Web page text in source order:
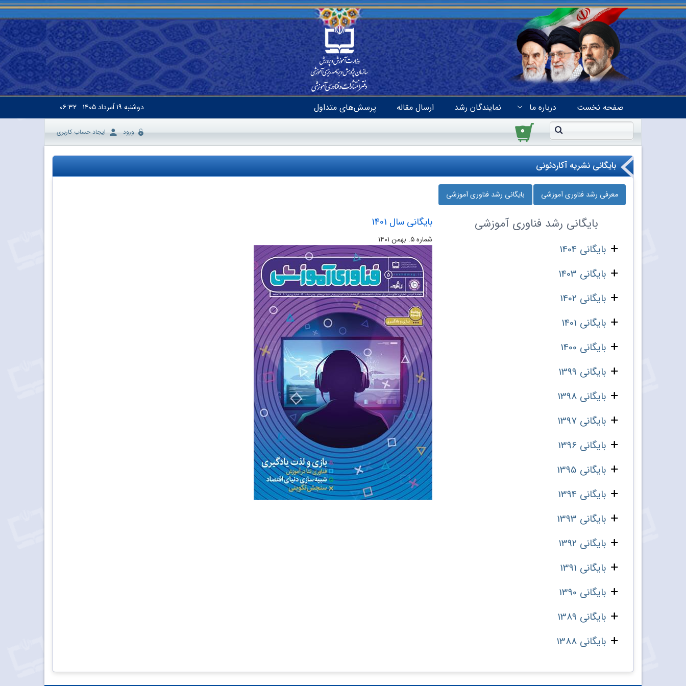
صفحه نخست درباره ما نمایندگان رشد ارسال مقاله پرسش‌های متداول دوشنبه ۱۹ اَمرداد ۱۴۰۵ ۰۶:۳۲
۰ ورود ایجاد حساب کاربری
بایگانی نشریه آکاردئونی
معرفی رشد فناوری آموزشی بایگانی رشد فناوری آموزشی
بایگانی رشد فناوری آموزشی
بایگانی 1404
بایگانی 1403
بایگانی 1402
بایگانی 1401
بایگانی 1400
بایگانی 1399
بایگانی 1398
بایگانی 1397
بایگانی 1396
بایگانی 1395
بایگانی 1394
بایگانی 1393
بایگانی 1392
بایگانی 1391
بایگانی 1390
بایگانی 1389
بایگانی 1388
بایگانی سال 1401
شماره ۵. بهمن ۱۴۰۱